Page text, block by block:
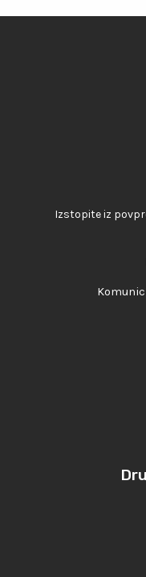
Izstopite iz